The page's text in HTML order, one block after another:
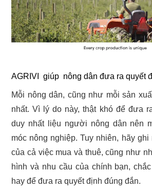
AGRIVI giúp nông dân đưa ra quyết
Mỗi nông dân, cũng như mỗi sản
nhất. Vì lý do này, thật khó để đưa
duy nhất liệu người nông dân nên
móc nông nghiệp. Tuy nhiên, hãy
của cả việc mua và thuê, cũng như
hình và nhu cầu của chính bạn,
hay để đưa ra quyết định đúng đắn.